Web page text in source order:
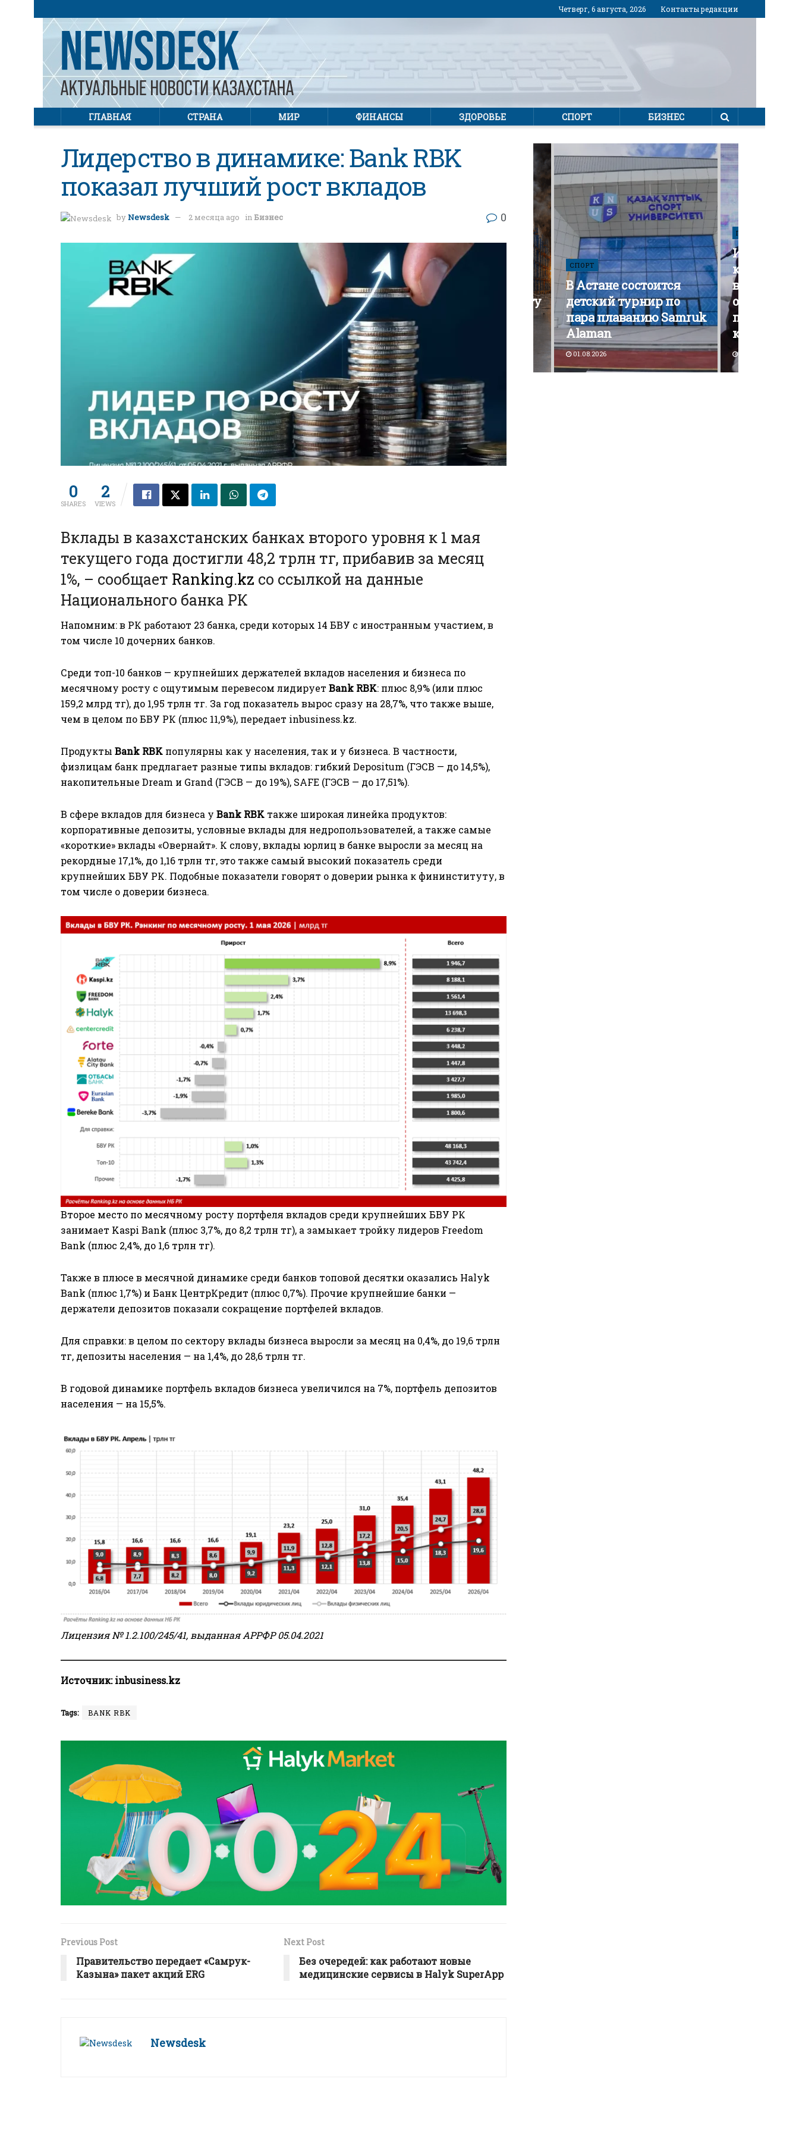
Четверг, 6 августа, 2026 Контакты редакции
ГЛАВНАЯ СТРАНА МИР ФИНАНСЫ ЗДОРОВЬЕ СПОРТ БИЗНЕС
Лидерство в динамике: Bank RBK
показал лучший рост вкладов
byNewsdesk 2 месяца ago inБизнес 0
0
SHARES
2
VIEWS
Вклады в казахстанских банках второго уровня к 1 мая
текущего года достигли 48,2 трлн тг, прибавив за месяц
1%, – сообщает Ranking.kz со ссылкой на данные
Национального банка РК
Напомним: в РК работают 23 банка, среди которых 14 БВУ с иностранным участием, в
том числе 10 дочерних банков.
Среди топ-10 банков — крупнейших держателей вкладов населения и бизнеса по
месячному росту с ощутимым перевесом лидирует Bank RBK: плюс 8,9% (или плюс
159,2 млрд тг), до 1,95 трлн тг. За год показатель вырос сразу на 28,7%, что также выше,
чем в целом по БВУ РК (плюс 11,9%), передает inbusiness.kz.
Продукты Bank RBK популярны как у населения, так и у бизнеса. В частности,
физлицам банк предлагает разные типы вкладов: гибкий Depositum (ГЭСВ — до 14,5%),
накопительные Dream и Grand (ГЭСВ — до 19%), SAFE (ГЭСВ — до 17,51%).
В сфере вкладов для бизнеса у Bank RBK также широкая линейка продуктов:
корпоративные депозиты, условные вклады для недропользователей, а также самые
«короткие» вклады «Овернайт». К слову, вклады юрлиц в банке выросли за месяц на
рекордные 17,1%, до 1,16 трлн тг, это также самый высокий показатель среди
крупнейших БВУ РК. Подобные показатели говорят о доверии рынка к фининституту, в
том числе о доверии бизнеса.
Второе место по месячному росту портфеля вкладов среди крупнейших БВУ РК
занимает Kaspi Bank (плюс 3,7%, до 8,2 трлн тг), а замыкает тройку лидеров Freedom
Bank (плюс 2,4%, до 1,6 трлн тг).
Также в плюсе в месячной динамике среди банков топовой десятки оказались Halyk
Bank (плюс 1,7%) и Банк ЦентрКредит (плюс 0,7%). Прочие крупнейшие банки —
держатели депозитов показали сокращение портфелей вкладов.
Для справки: в целом по сектору вклады бизнеса выросли за месяц на 0,4%, до 19,6 трлн
тг, депозиты населения — на 1,4%, до 28,6 трлн тг.
В годовой динамике портфель вкладов бизнеса увеличился на 7%, портфель депозитов
населения — на 15,5%.
Лицензия № 1.2.100/245/41, выданная АРРФР 05.04.2021
Источник:inbusiness.kz
Tags: BANK RBK
Previous Post
Правительство передает «Самрук-
Казына» пакет акций ERG
Next Post
Без очередей: как работают новые
медицинские сервисы в Halyk SuperApp
Newsdesk
БИЗНЕС
Wildberries начал охоту
за складами в
Казахстане
29.07.2026
СПОРТ
В Астане состоится
детский турнир по
пара плаванию Samruk
Alaman
01.08.2026
ПОЛИТИКА
кампания
вышла на
открытой
30.07.2026